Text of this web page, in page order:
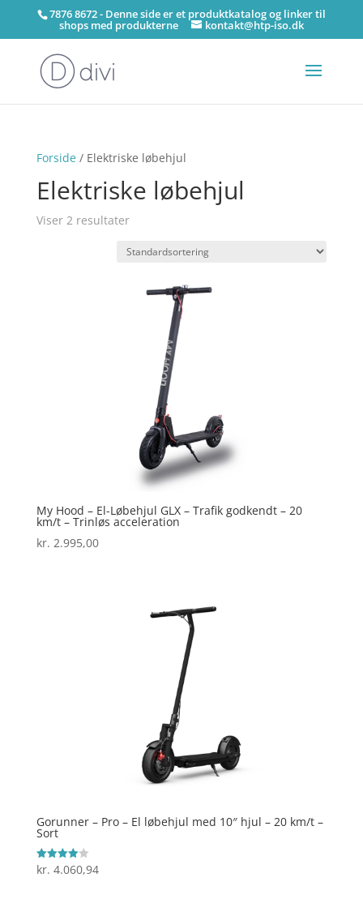
7876 8672 - Denne side er et produktkatalog og linker til
shops med produkterne kontakt@htp-iso.dk
Forside/ Elektriske løbehjul
Elektriske løbehjul
Viser 2 resultater
My Hood – El-Løbehjul GLX – Trafik godkendt – 20
km/t – Trinløs acceleration
kr. 2.995,00
Gorunner – Pro – El løbehjul med 10″ hjul – 20 km/t –
Sort
Vurderet
4
kr. 4.060,94